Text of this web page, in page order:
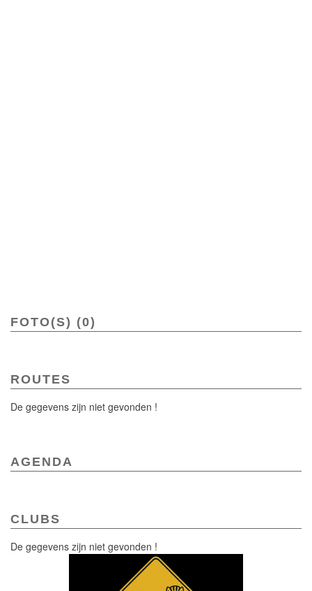
FOTO(S) (0)
ROUTES
De gegevens zijn niet gevonden !
AGENDA
CLUBS
De gegevens zijn niet gevonden !